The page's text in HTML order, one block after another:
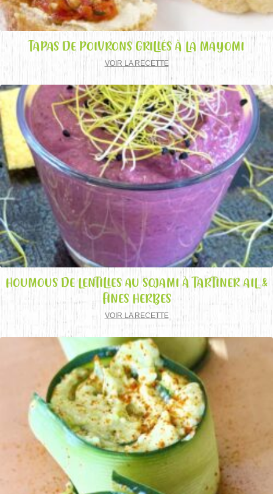
TAPAS DE POIVRONS GRILLÉS À LA MAYOMI
VOIR LA RECETTE
HOUMOUS DE LENTILLES AU SOJAMI À TARTINER AIL &
FINES HERBES
VOIR LA RECETTE